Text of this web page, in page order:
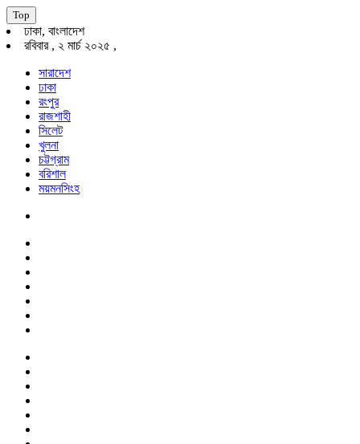
Top
ঢাকা, বাংলাদেশ
রবিবার , ২ মার্চ ২০২৫ ,
সারাদেশ
ঢাকা
রংপুর
রাজশাহী
সিলেট
খুলনা
চট্টগ্রাম
বরিশাল
ময়মনসিংহ